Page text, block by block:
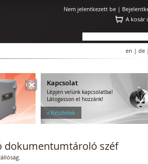
Nem jelentkezett be |
A kosár
en | de |
Kapcsolat
Lépjen velünk kapcsolatba!
Látogasson el hozzánk!
» Részletek
dokumentumtároló széf